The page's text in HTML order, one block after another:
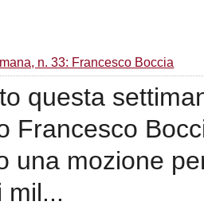
n. 33: Francesco Boccia
questa
Francesco
una mozione
mil...